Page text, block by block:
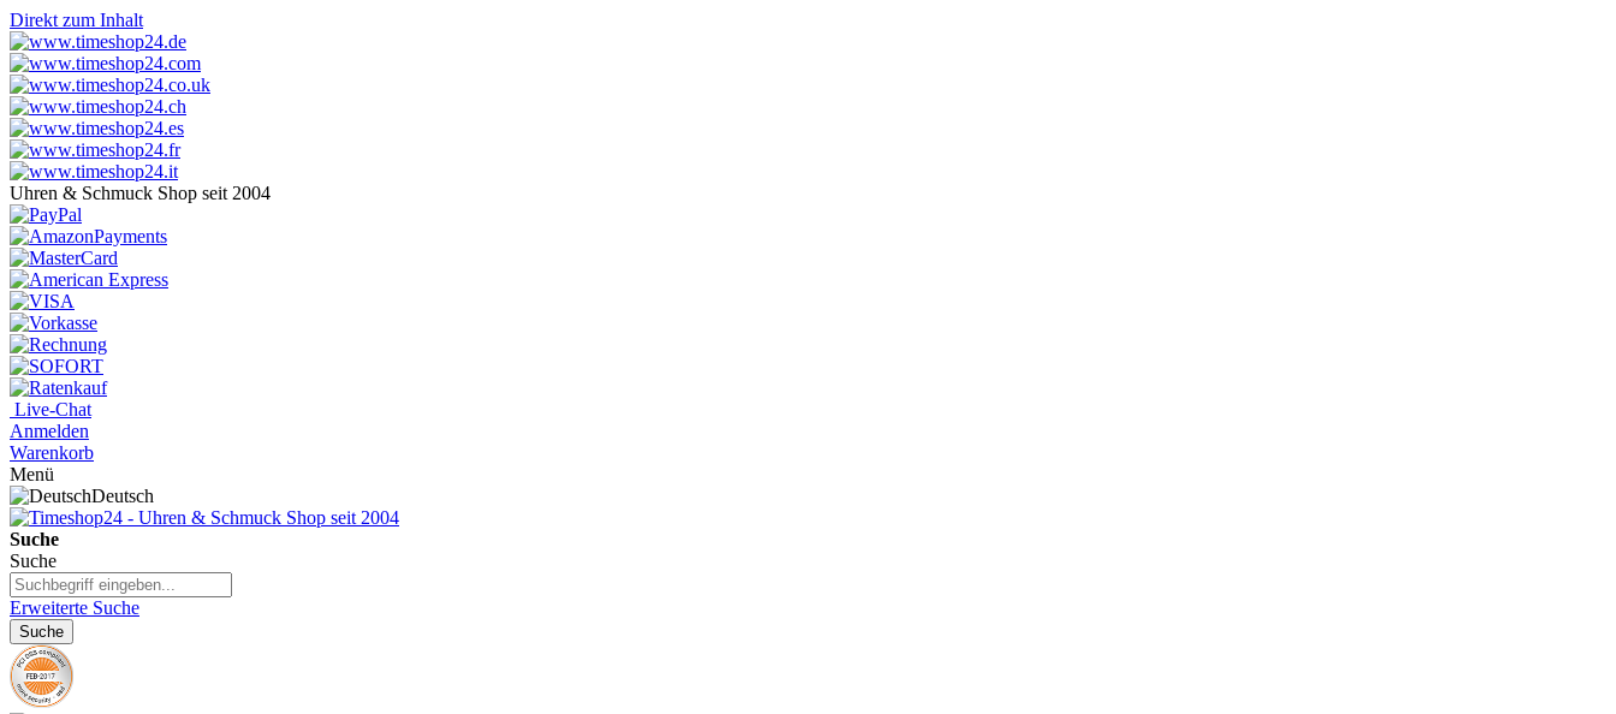
Direkt zum Inhalt
Uhren & Schmuck Shop seit 2004
Live-Chat
Anmelden
Warenkorb
Menü
Deutsch
Suche
Suche
Erweiterte Suche
Suche